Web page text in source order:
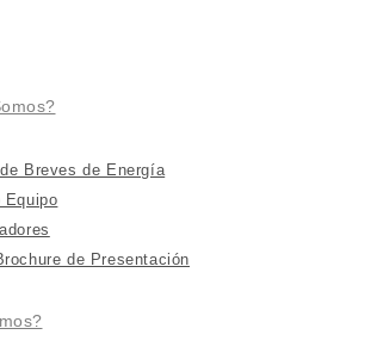
Breves de Energía
Equipo
de Presentación